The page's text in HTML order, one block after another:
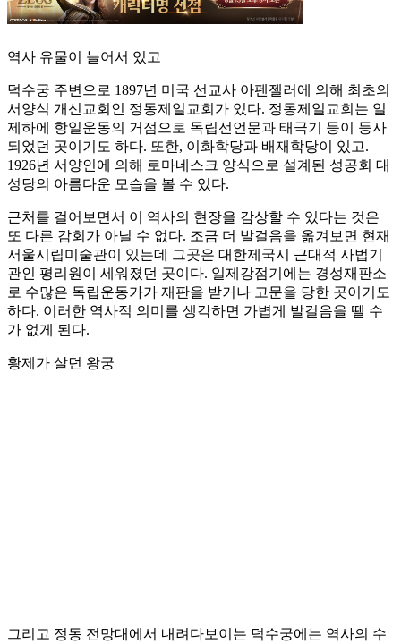
역사 유물이 늘어서 있고
덕수궁 주변으로 1897년 미국 선교사 아펜젤러에 의해 최초의
서양식 개신교회인 정동제일교회가 있다. 정동제일교회는 일
제하에 항일운동의 거점으로 독립선언문과 태극기 등이 등사
되었던 곳이기도 하다. 또한, 이화학당과 배재학당이 있고.
1926년 서양인에 의해 로마네스크 양식으로 설계된 성공회 대
성당의 아름다운 모습을 볼 수 있다.
근처를 걸어보면서 이 역사의 현장을 감상할 수 있다는 것은
또 다른 감회가 아닐 수 없다. 조금 더 발걸음을 옮겨보면 현재
서울시립미술관이 있는데 그곳은 대한제국시 근대적 사법기
관인 평리원이 세워졌던 곳이다. 일제강점기에는 경성재판소
로 수많은 독립운동가가 재판을 받거나 고문을 당한 곳이기도
하다. 이러한 역사적 의미를 생각하면 가볍게 발걸음을 뗄 수
가 없게 된다.
황제가 살던 왕궁
그리고 정동 전망대에서 내려다보이는 덕수궁에는 역사의 수